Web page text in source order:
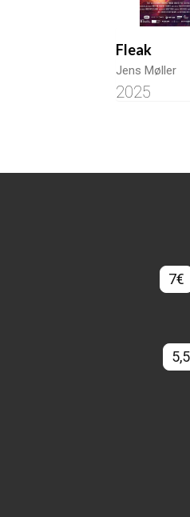
Fleak
Jens Møller
2025
7€